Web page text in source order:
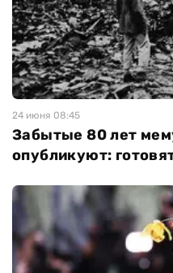
24 июня 08:45
Забытые 80 лет
опубликуют: